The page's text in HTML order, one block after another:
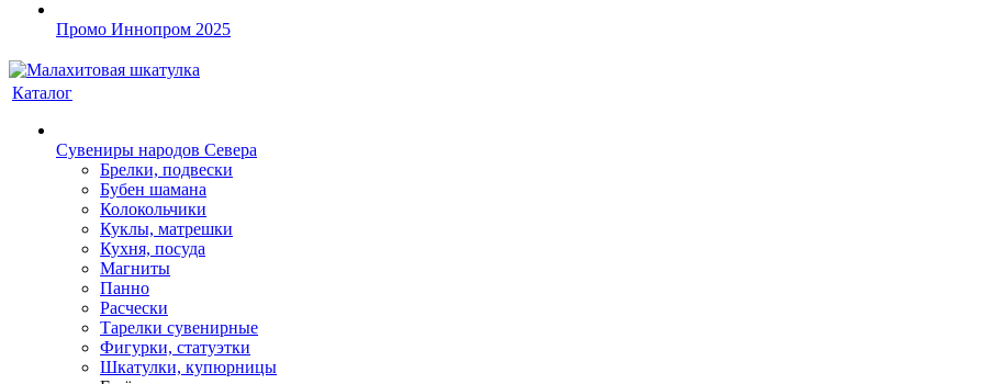
Промо Иннопром 2025
Каталог
Сувениры народов Севера
Брелки, подвески
Бубен шамана
Колокольчики
Куклы, матрешки
Кухня, посуда
Магниты
Панно
Расчески
Тарелки сувенирные
Фигурки, статуэтки
Шкатулки, купюрницы